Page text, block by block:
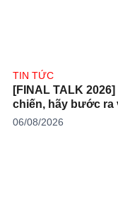
TIN TỨC
[FINAL TALK
chiến, hãy bước ra
06/08/2026